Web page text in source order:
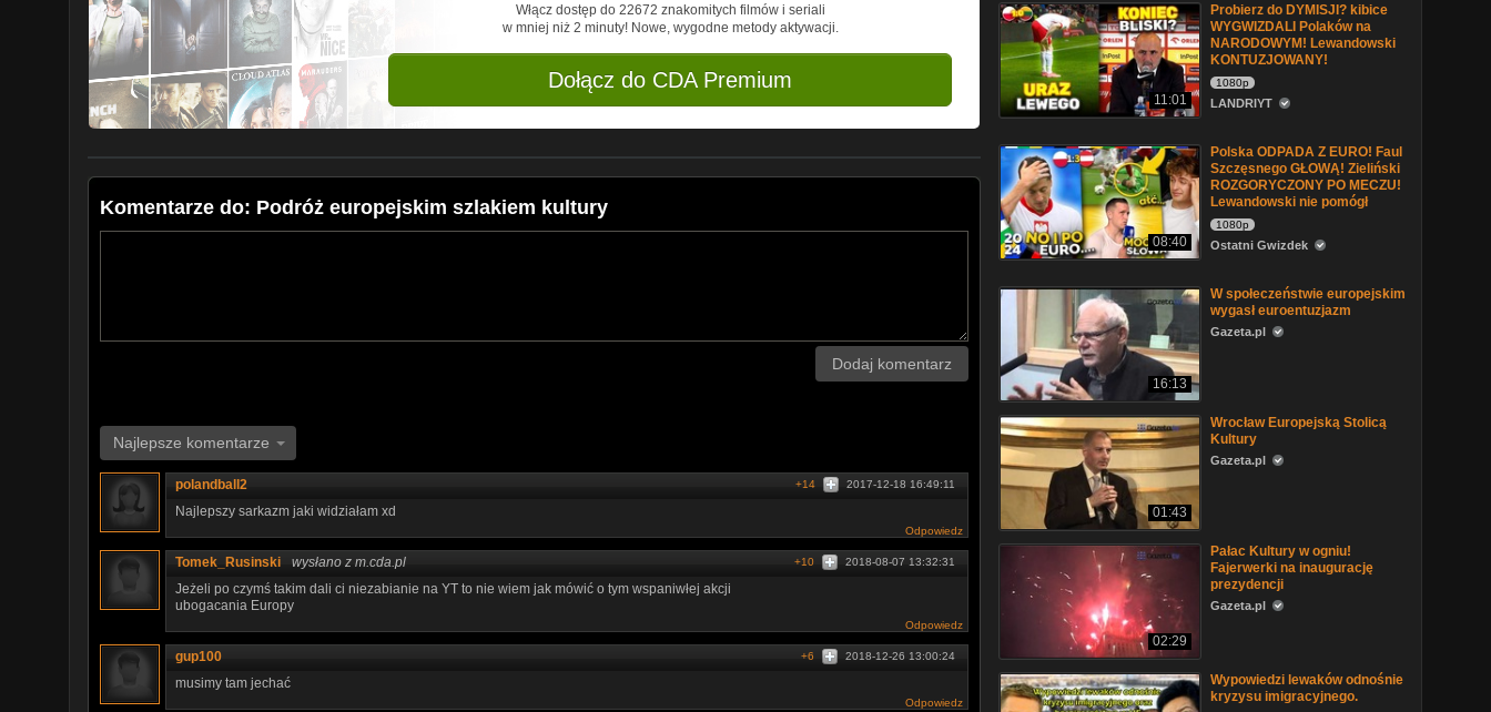
Włącz dostęp do 22672 znakomitych filmów i seriali
w mniej niż 2 minuty! Nowe, wygodne metody aktywacji.
Dołącz do CDA Premium
Komentarze do: Podróż europejskim szlakiem kultury
Dodaj komentarz
Najlepsze komentarze
polandball2 2017-12-18 16:49:11
+14
Najlepszy sarkazm jaki widziałam xd
Odpowiedz
Tomek_Rusinski wysłano z m.cda.pl 2018-08-07 13:32:31
+10
Jeżeli po czymś takim dali ci niezabianie na YT to nie wiem jak mówić o tym wspaniwłej akcji
ubogacania Europy
Odpowiedz
gup100 2018-12-26 13:00:24
+6
musimy tam jechać
Odpowiedz
11:01
Probierz do DYMISJI? kibice
WYGWIZDALI Polaków na
NARODOWYM! Lewandowski
KONTUZJOWANY!
1080p
LANDRIYT
08:40
Polska ODPADA Z EURO! Faul
Szczęsnego GŁOWĄ! Zieliński
ROZGORYCZONY PO MECZU!
Lewandowski nie pomógł
1080p
Ostatni Gwizdek
16:13
W społeczeństwie europejskim
wygasł euroentuzjazm
Gazeta.pl
01:43
Wrocław Europejską Stolicą
Kultury
Gazeta.pl
02:29
Pałac Kultury w ogniu!
Fajerwerki na inaugurację
prezydencji
Gazeta.pl
Wypowiedzi lewaków odnośnie
kryzysu imigracyjnego.